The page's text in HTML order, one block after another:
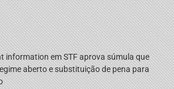
information emSTF aprova súmula que
aberto e substituição de pena para